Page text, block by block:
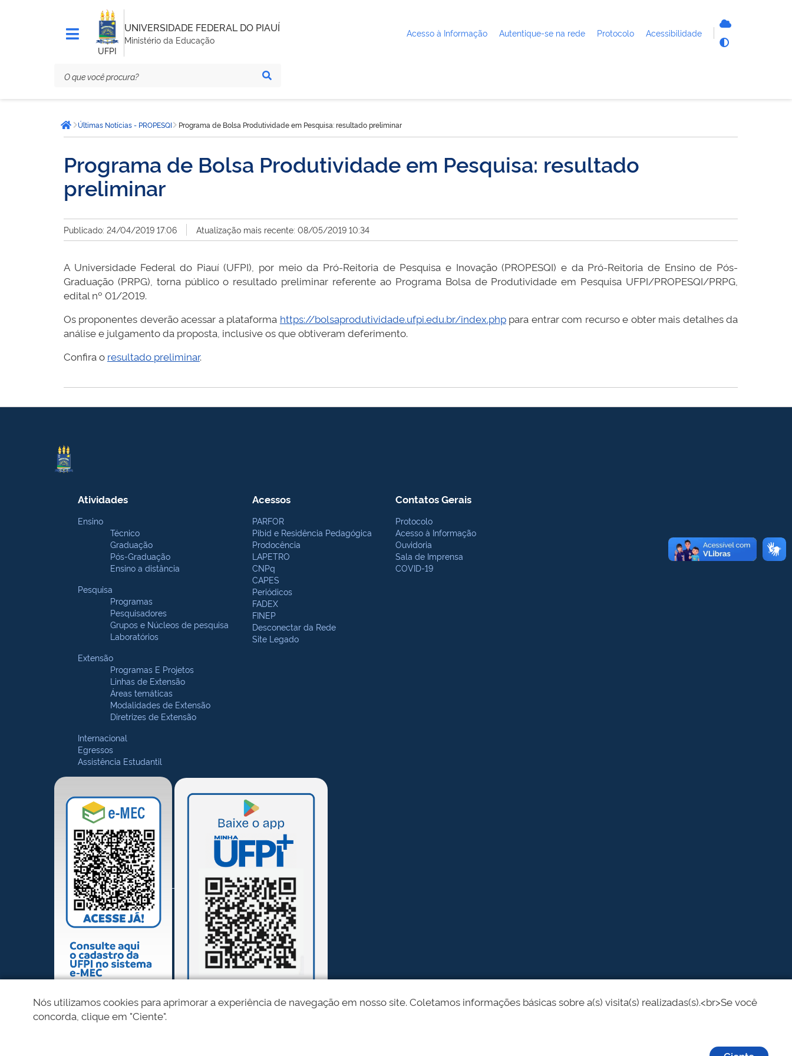
UFPI
UNIVERSIDADE FEDERAL DO PIAUÍ
Ministério da Educação
Acesso à Informação Autentique-se na rede Protocolo Acessibilidade
está
aqui:Página inicial
Últimas Notícias - PROPESQI Programa de Bolsa Produtividade em Pesquisa: resultado preliminar
Programa de Bolsa Produtividade em Pesquisa: resultado
preliminar
Publicado: 24/04/2019 17:06 Atualização mais recente: 08/05/2019 10:34
A Universidade Federal do Piauí (UFPI), por meio da Pró-Reitoria de Pesquisa e Inovação (PROPESQI) e da Pró-Reitoria de Ensino de Pós-
Graduação (PRPG), torna público o resultado preliminar referente ao Programa Bolsa de Produtividade em Pesquisa UFPI/PROPESQI/PRPG,
edital nº 01/2019.
Os proponentes deverão acessar a plataforma https://bolsaprodutividade.ufpi.edu.br/index.phppara entrar com recurso e obter mais detalhes da
análise e julgamento da proposta, inclusive os que obtiveram deferimento.
Confira o resultado preliminar.
Atividades
Ensino
Técnico
Graduação
Pós-Graduação
Ensino a distância
Pesquisa
Programas
Pesquisadores
Grupos e Núcleos de pesquisa
Laboratórios
Extensão
Programas E Projetos
Linhas de Extensão
Áreas temáticas
Modalidades de Extensão
Diretrizes de Extensão
Internacional
Egressos
Assistência Estudantil
Acessos
PARFOR
Pibid e Residência Pedagógica
Prodocência
LAPETRO
CNPq
CAPES
Periódicos
FADEX
FINEP
Desconectar da Rede
Site Legado
Contatos Gerais
Protocolo
Acesso à Informação
Ouvidoria
Sala de Imprensa
COVID-19
Nós utilizamos cookies para aprimorar a experiência de navegação em nosso site. Coletamos informações básicas sobre a(s) visita(s) realizadas(s).<br>Se você
concorda, clique em "Ciente".